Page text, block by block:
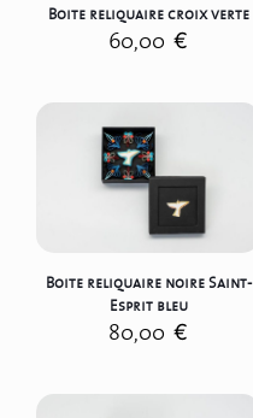
Boite reliquaire croix verte
60,00€
Boite reliquaire noire Saint-
Esprit bleu
80,00€